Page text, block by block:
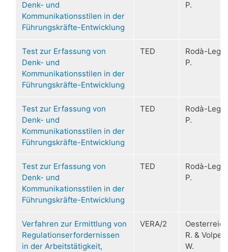
Denk- und
Kommunikationsstilen in der
Führungskräfte-Entwicklung
P.
Test zur Erfassung von
Denk- und
Kommunikationsstilen in der
Führungskräfte-Entwicklung
TED
Rodà-
P.
Test zur Erfassung von
Denk- und
Kommunikationsstilen in der
Führungskräfte-Entwicklung
TED
Rodà-
P.
Test zur Erfassung von
Denk- und
Kommunikationsstilen in der
Führungskräfte-Entwicklung
TED
Rodà-
P.
Verfahren zur Ermittlung von
Regulationserfordernissen
in der Arbeitstätigkeit,
VERA/2
R. &
W.